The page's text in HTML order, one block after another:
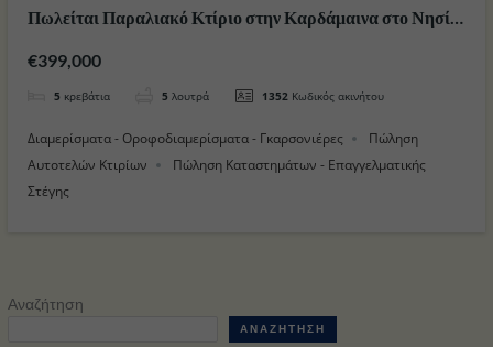
Πωλείται Παραλιακό Κτίριο στην Καρδάμαινα στο Νησί
€399,000
5 κρεβάτια 5 λουτρά 1352 Κωδικός ακινήτου
Διαμερίσματα - Οροφοδιαμερίσματα - Γκαρσονιέρες
Πώληση
Αυτοτελών Κτιρίων
Πώληση Καταστημάτων - Επαγγελματικής
Στέγης
Αναζήτηση
ΑΝΑΖΉΤΗΣΗ